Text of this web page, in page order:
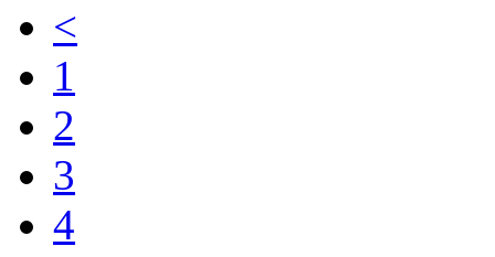
<
1
2
3
4